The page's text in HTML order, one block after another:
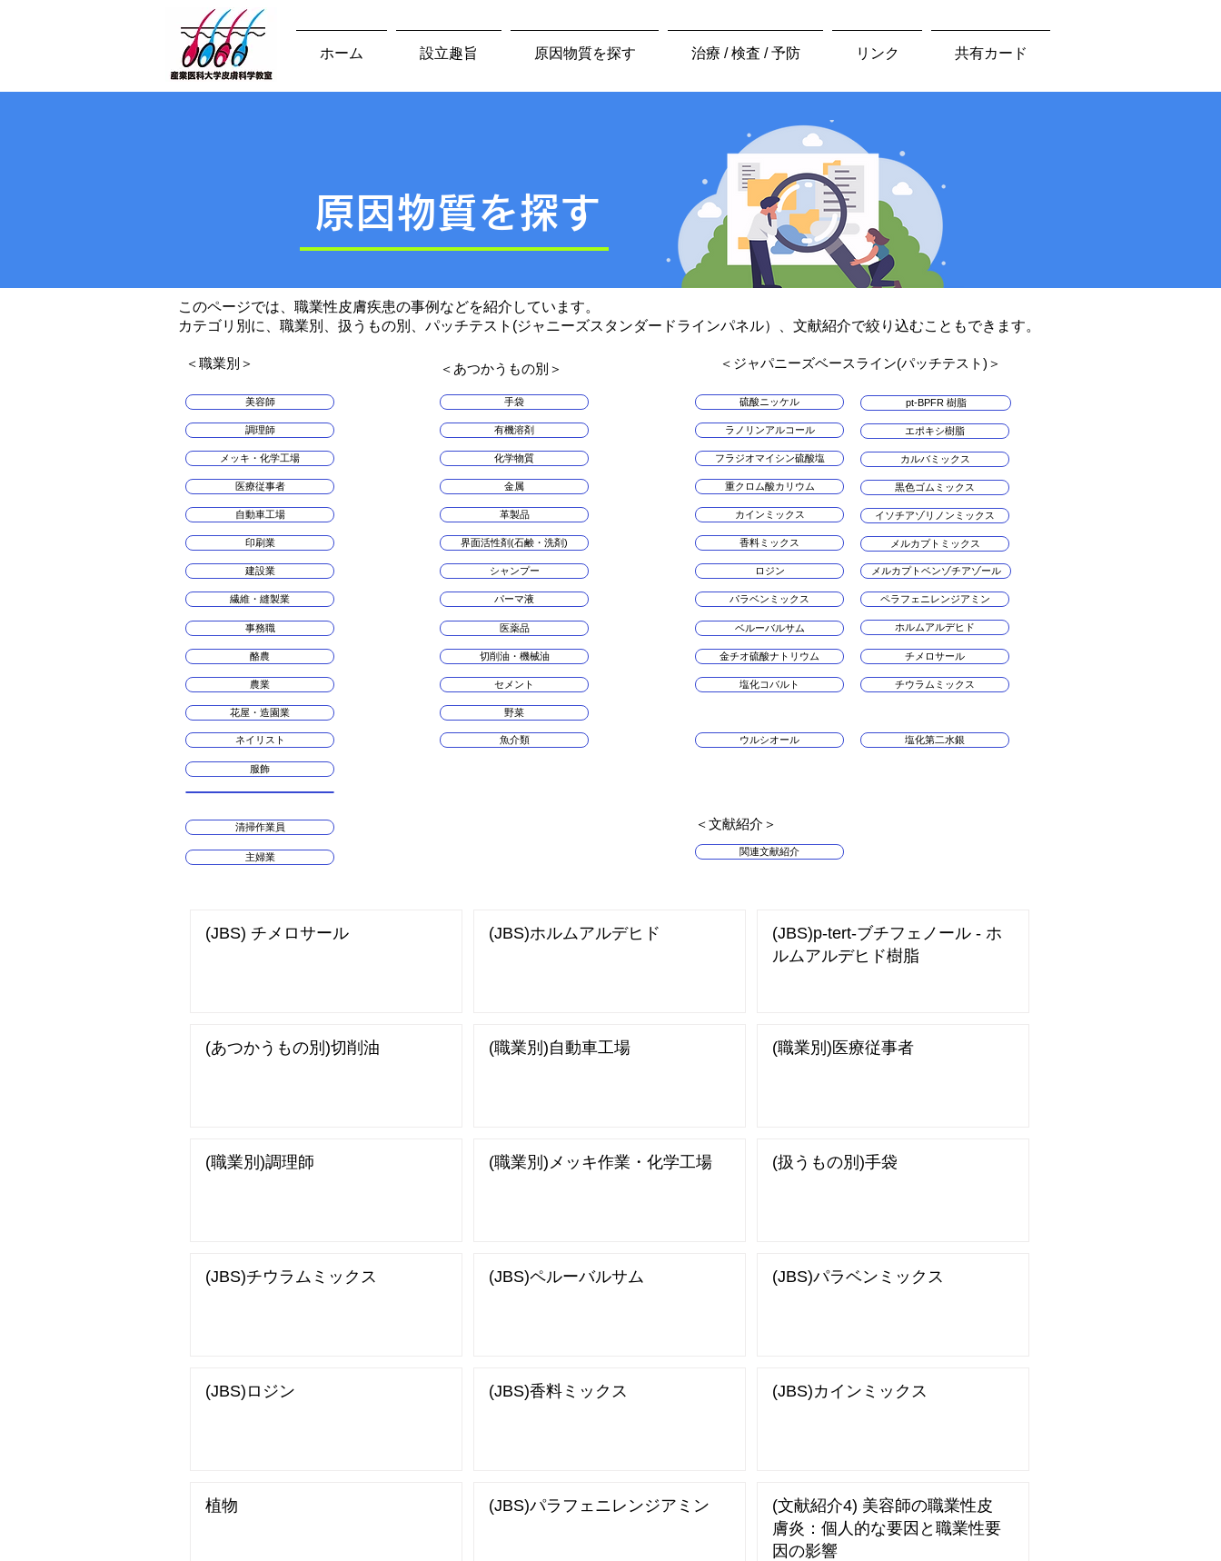
ホーム 設立趣旨 原因物質を探す 治療 / 検査 / 予防 リンク 共有カード
原因物質を探す
このページでは、職業性皮膚疾患の事例などを紹介しています。
カテゴリ別に、職業別、扱うもの別、パッチテスト(ジャニーズスタンダードラインパネル）、文献紹介で絞り込むこともできます。
​＜職業別＞
美容師
調理師
メッキ・化学工場
医療従事者
自動車工場
印刷業
建設業
繊維・縫製業
事務職
酪農
農業
花屋・造園業
ネイリスト
​＜あつかうもの別＞
手袋
有機溶剤
化学物質
金属
革製品
界面活性剤(石鹸・洗剤)
シャンプー
パーマ液
医薬品
切削油・機械油
セメント
野菜
魚介類
​＜ジャパニーズベースライン(パッチテスト)＞
硫酸ニッケル
ラノリンアルコール
フラジオマイシン硫酸塩
重クロム酸カリウム
カインミックス
香料ミックス
ロジン
パラベンミックス
ベルーバルサム
金チオ硫酸ナトリウム
塩化コバルト
pt-BPFR 樹脂
エポキシ樹脂
カルバミックス
黒色ゴムミックス
イソチアゾリノンミックス
メルカプトミックス
ペラフェニレンジアミン
ホルムアルデヒド
チメロサール
チウラムミックス
メルカプトベンゾチアゾール
ウルシオール 塩化第二水銀
服飾
清掃作業員
主婦業
​＜文献紹介＞
関連文献紹介
(JBS) チメロサール (JBS)ホルムアルデヒド
(JBS)p-tert-ブチフェノール - ホ
ルムアルデヒド樹脂
(あつかうもの別)切削油 (職業別)自動車工場 (職業別)医療従事者
(職業別)調理師 (職業別)メッキ作業・化学工場 (扱うもの別)手袋
(JBS)チウラムミックス (JBS)ペルーバルサム (JBS)パラベンミックス
(JBS)ロジン (JBS)香料ミックス (JBS)カインミックス
植物 (JBS)パラフェニレンジアミン
(文献紹介4) 美容師の職業性皮
膚炎：個人的な要因と職業性要
因の影響